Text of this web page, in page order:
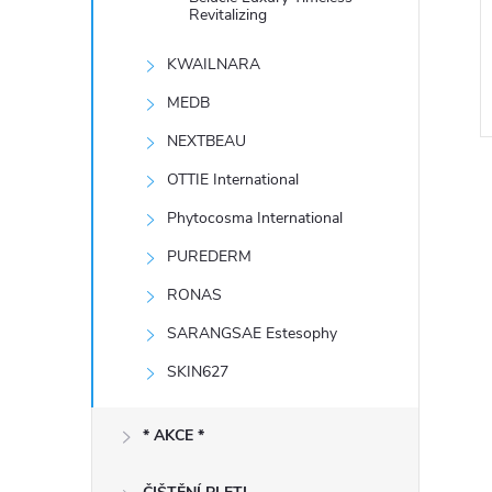
Revitalizing
KWAILNARA
MEDB
NEXTBEAU
OTTIE International
Phytocosma International
PUREDERM
RONAS
SARANGSAE Estesophy
SKIN627
* AKCE *